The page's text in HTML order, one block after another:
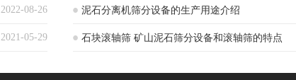
2022-08-26 泥石分离机筛分设备的生产用途介绍
2021-05-29 石块滚轴筛 矿山泥石筛分设备和滚轴筛的特点